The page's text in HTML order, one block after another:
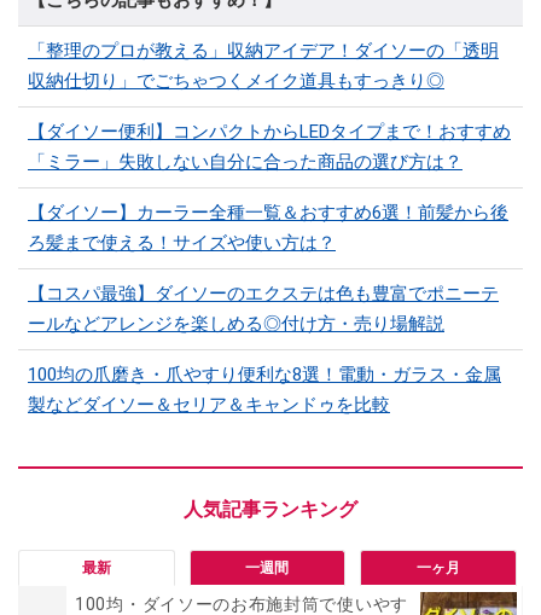
「整理のプロが教える」収納アイデア！ダイソーの「透明
収納仕切り」でごちゃつくメイク道具もすっきり◎
【ダイソー便利】コンパクトからLEDタイプまで！おすすめ
「ミラー」失敗しない自分に合った商品の選び方は？
【ダイソー】カーラー全種一覧＆おすすめ6選！前髪から後
ろ髪まで使える！サイズや使い方は？
【コスパ最強】ダイソーのエクステは色も豊富でポニーテ
ールなどアレンジを楽しめる◎付け方・売り場解説
100均の爪磨き・爪やすり便利な8選！電動・ガラス・金属
製などダイソー＆セリア＆キャンドゥを比較
最新 一週間 一ヶ月
100均・ダイソーのお布施封筒で使いやす